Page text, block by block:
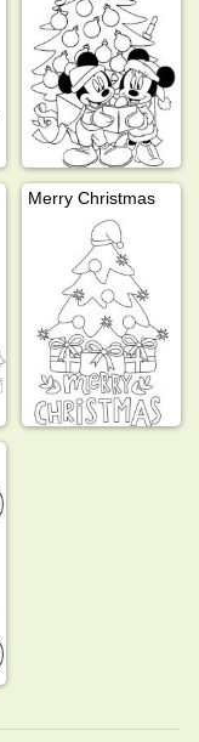
Merry Christmas